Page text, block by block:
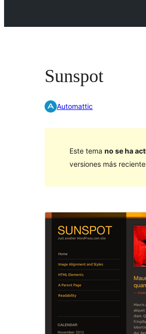
Sunspot
Automattic
Este tema no se ha
versiones más